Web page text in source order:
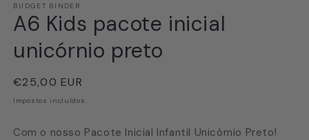
multimédia
1
em
BUDGET BINDER
A6 Kids pacote inicial
unicórnio preto
Preço
normal
€25,00 EUR
Impostos incluídos.
Com o nosso Pacote Inicial Infantil Unicórnio Preto!